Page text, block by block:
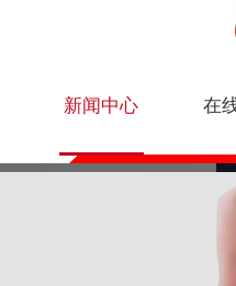
新闻中心 在